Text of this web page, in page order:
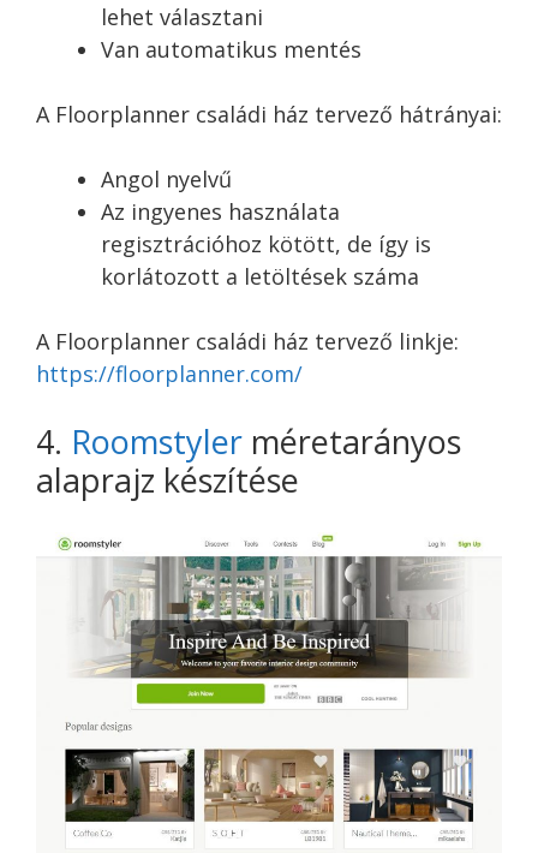
lehet választani
Van automatikus mentés
A Floorplanner családi ház tervező hátrányai:
Angol nyelvű
Az ingyenes használata
regisztrációhoz kötött, de így is
korlátozott a letöltések száma
A Floorplanner családi ház tervező linkje:
https://floorplanner.com/
4. Roomstyler méretarányos
alaprajz készítése